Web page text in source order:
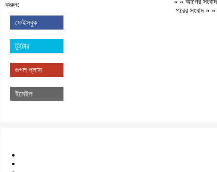
করুন:
ফেইসবুক
টুইটার
গুগল প্লাস
ইমেইল
« « আগের সংবাদ
পরের সংবাদ » »